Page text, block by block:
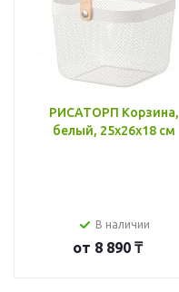
РИСАТОРП Корзина,
белый, 25x26x18 см
В наличии
от 8 890 ₸